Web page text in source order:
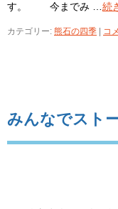
す。 今までみ … 続
カテゴリー: 熊石の四季 コ
みんなでスト